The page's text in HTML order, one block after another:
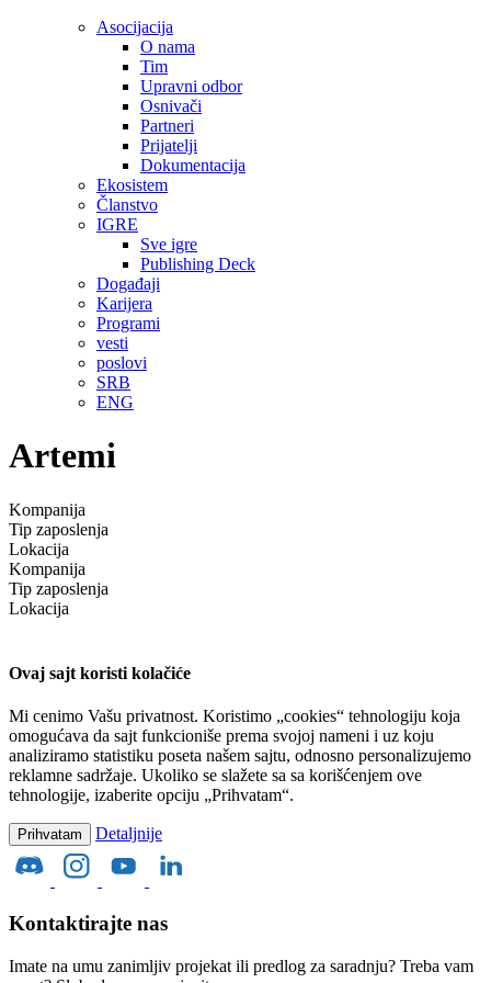
Asocijacija
O nama
Tim
Upravni odbor
Osnivači
Partneri
Prijatelji
Dokumentacija
Ekosistem
Članstvo
IGRE
Sve igre
Publishing Deck
Događaji
Karijera
Programi
vesti
poslovi
SRB
ENG
Artemi
Kompanija
Tip zaposlenja
Lokacija
Kompanija
Tip zaposlenja
Lokacija
Ovaj sajt koristi kolačiće
Mi cenimo Vašu privatnost. Koristimo „cookies“ tehnologiju koja
omogućava da sajt funkcioniše prema svojoj nameni i uz koju
analiziramo statistiku poseta našem sajtu, odnosno personalizujemo
reklamne sadržaje. Ukoliko se slažete sa sa korišćenjem ove
tehnologije, izaberite opciju „Prihvatam“.
Prihvatam Detaljnije
Kontaktirajte nas
Imate na umu zanimljiv projekat ili predlog za saradnju? Treba vam